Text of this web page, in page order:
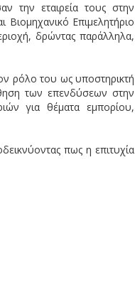
την εταιρεία τους στην
Επιμελητήριο
δρώντας παράλληλα,
ρόλο του ως υποστηρικτή
των επενδύσεων στην
για θέματα εμπορίου,
πως η επιτυχία